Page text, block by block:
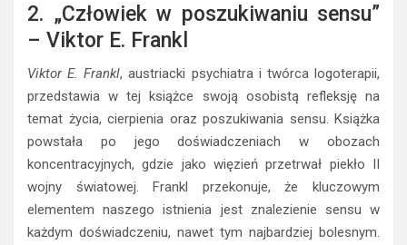
2. „Człowiek w poszukiwaniu sensu”
– Viktor E. Frankl
Viktor E. Frankl, austriacki psychiatra i twórca logoterapii,
przedstawia w tej książce swoją osobistą refleksję na
temat życia, cierpienia oraz poszukiwania sensu. Książka
powstała po jego doświadczeniach w obozach
koncentracyjnych, gdzie jako więzień przetrwał piekło II
wojny światowej. Frankl przekonuje, że kluczowym
elementem naszego istnienia jest znalezienie sensu w
każdym doświadczeniu, nawet tym najbardziej bolesnym.